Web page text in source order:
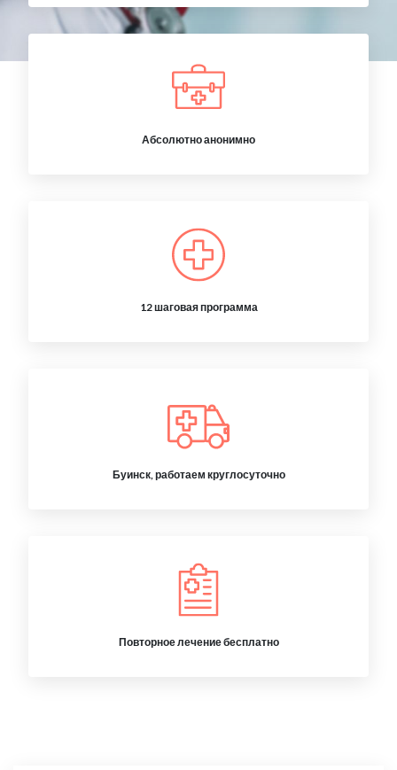
Абсолютно анонимно
12 шаговая программа
Буинск, работаем круглосуточно
Повторное лечение бесплатно